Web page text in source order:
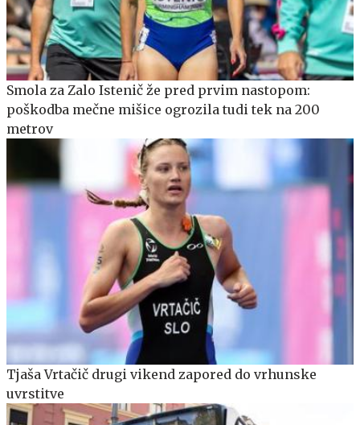
Smola za Zalo Istenič že pred prvim nastopom:
poškodba mečne mišice ogrozila tudi tek na 200
metrov
Tjaša Vrtačič drugi vikend zapored do vrhunske
uvrstitve